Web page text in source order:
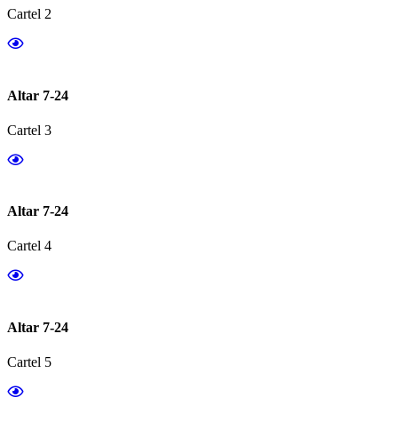
Cartel 2
Altar 7-24
Cartel 3
Altar 7-24
Cartel 4
Altar 7-24
Cartel 5